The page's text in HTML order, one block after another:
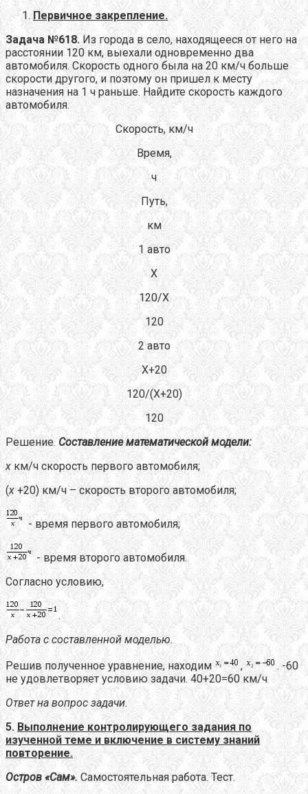
Первичное закрепление.
Задача №618. Из города в село, находящееся от него на
расстоянии 120 км, выехали одновременно два
автомобиля. Скорость одного была на 20 км/ч больше
скорости другого, и поэтому он пришел к месту
назначения на 1 ч раньше. Найдите скорость каждого
автомобиля.
Скорость, км/ч
Время,
ч
Путь,
км
1 авто
Х
120/Х
120
2 авто
Х+20
120/(Х+20)
120
Решение. Составление математической модели:
х км/ч скорость первого автомобиля;
(х +20) км/ч – скорость второго автомобиля;
- время первого автомобиля;
- время второго автомобиля.
Согласно условию,
.
Работа с составленной моделью.
Решив полученное уравнение, находим
,
. -60
не удовлетворяет условию задачи. 40+20=60 км/ч
Ответ на вопрос задачи.
5. Выполнение контролирующего задания по
изученной теме и включение в систему знаний
повторение.
Остров «Сам». Самостоятельная работа. Тест.